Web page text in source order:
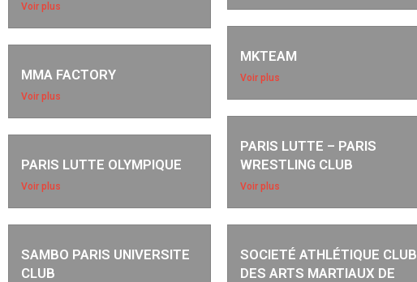
Voir plus
MKTEAM
Voir plus
MMA FACTORY
Voir plus
PARIS LUTTE – PARIS
WRESTLING CLUB
Voir plus
PARIS LUTTE OLYMPIQUE
Voir plus
SAMBO PARIS UNIVERSITE
CLUB
SOCIETÉ ATHLÉTIQUE CLUB
DES ARTS MARTIAUX DE